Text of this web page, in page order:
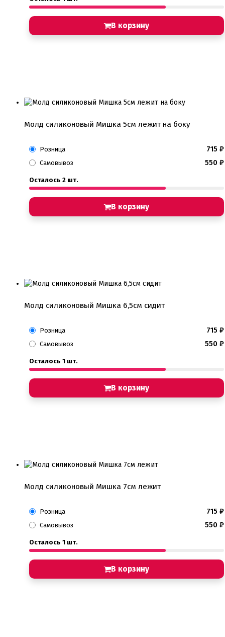
В корзину
Молд силиконовый Мишка 5см лежит на боку
Розница 715 ₽
Самовывоз 550 ₽
Осталось 2 шт.
В корзину
Молд силиконовый Мишка 6,5см сидит
Розница 715 ₽
Самовывоз 550 ₽
Осталось 1 шт.
В корзину
Молд силиконовый Мишка 7см лежит
Розница 715 ₽
Самовывоз 550 ₽
Осталось 1 шт.
В корзину